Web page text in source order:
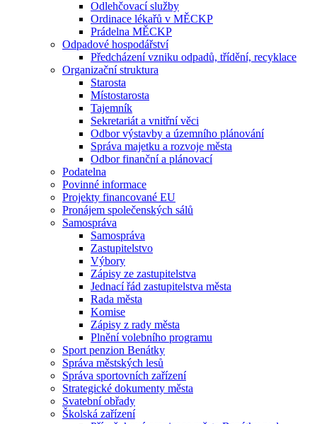
Odlehčovací služby
Ordinace lékařů v MĚCKP
Prádelna MĚCKP
Odpadové hospodářství
Předcházení vzniku odpadů, třídění, recyklace
Organizační struktura
Starosta
Místostarosta
Tajemník
Sekretariát a vnitřní věci
Odbor výstavby a územního plánování
Správa majetku a rozvoje města
Odbor finanční a plánovací
Podatelna
Povinné informace
Projekty financované EU
Pronájem společenských sálů
Samospráva
Samospráva
Zastupitelstvo
Výbory
Zápisy ze zastupitelstva
Jednací řád zastupitelstva města
Rada města
Komise
Zápisy z rady města
Plnění volebního programu
Sport penzion Benátky
Správa městských lesů
Správa sportovních zařízení
Strategické dokumenty města
Svatební obřady
Školská zařízení